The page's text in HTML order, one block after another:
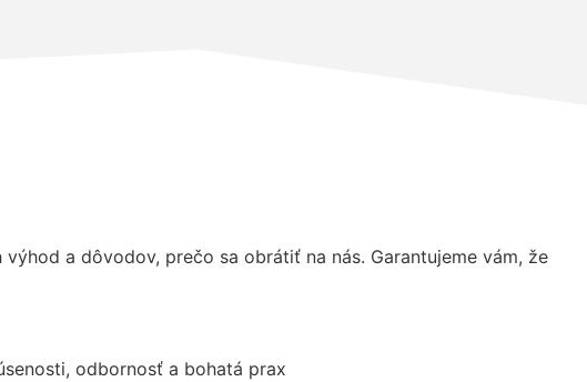
a dôvodov, prečo sa obrátiť na nás. Garantujeme vám, že
odbornosť a bohatá prax